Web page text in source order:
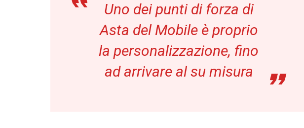
Uno dei punti di forza di
Asta del Mobile è proprio
la personalizzazione, fino
ad arrivare al su misura